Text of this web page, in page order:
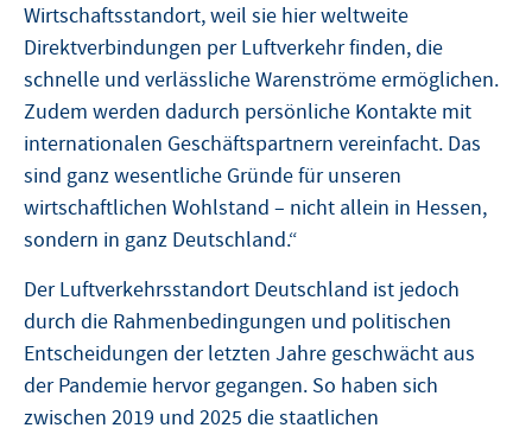
Wirtschaftsstandort, weil sie hier weltweite
Direktverbindungen per Luftverkehr finden, die
schnelle und verlässliche Warenströme ermöglichen.
Zudem werden dadurch persönliche Kontakte mit
internationalen Geschäftspartnern vereinfacht. Das
sind ganz wesentliche Gründe für unseren
wirtschaftlichen Wohlstand – nicht allein in Hessen,
sondern in ganz Deutschland.“
Der Luftverkehrsstandort Deutschland ist jedoch
durch die Rahmenbedingungen und politischen
Entscheidungen der letzten Jahre geschwächt aus
der Pandemie hervor gegangen. So haben sich
zwischen 2019 und 2025 die staatlichen